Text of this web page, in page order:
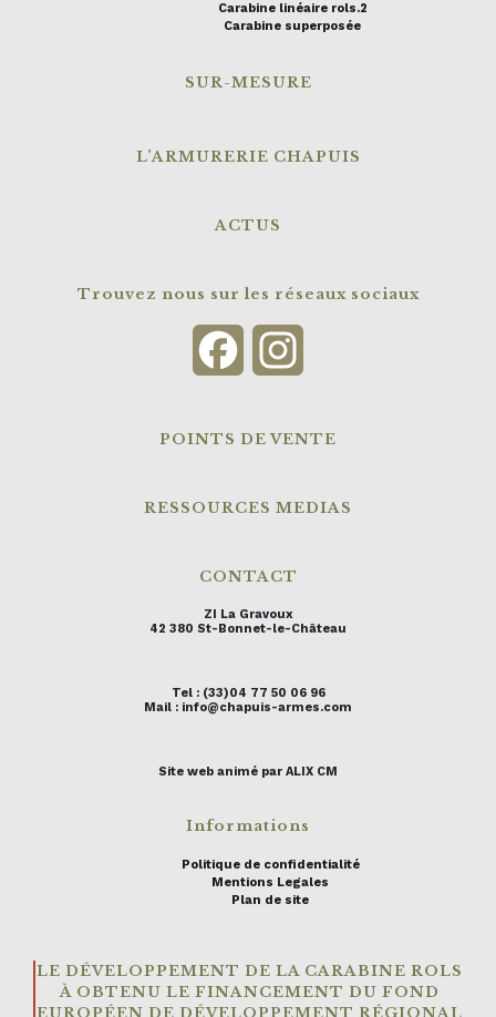
Carabine linéaire rols.2
Carabine superposée
SUR-MESURE
L’ARMURERIE CHAPUIS
ACTUS
Trouvez nous sur les réseaux sociaux
Facebook
POINTS DE VENTE
RESSOURCES MEDIAS
CONTACT
ZI La Gravoux
42 380 St-Bonnet-le-Château
Tel : (33)04 77 50 06 96
Mail : info@chapuis-armes.com
Site web animé par ALIX CM
Informations
Politique de confidentialité
Mentions Legales
Plan de site
LE DÉVELOPPEMENT DE LA CARABINE ROLS
À OBTENU LE FINANCEMENT DU FOND